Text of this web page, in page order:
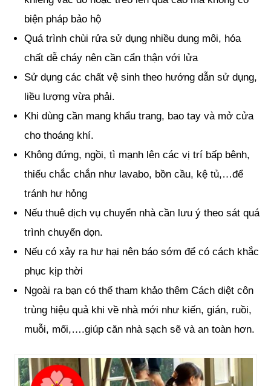
biện pháp bảo hộ
Quá trình chùi rửa sử dụng nhiều dung môi, hóa
chất dễ cháy nên cần cẩn thận với lửa
Sử dụng các chất vệ sinh theo hướng dẫn sử dụng,
liều lượng vừa phải.
Khi dùng cần mang khẩu trang, bao tay và mở cửa
cho thoáng khí.
Không đứng, ngồi, tì mạnh lên các vị trí bấp bênh,
thiếu chắc chắn như lavabo, bồn cầu, kệ tủ,…để
tránh hư hỏng
Nếu thuê dịch vụ chuyển nhà cần lưu ý theo sát quá
trình chuyển dọn.
Nếu có xảy ra hư hại nên báo sớm để có cách khắc
phục kịp thời
Ngoài ra bạn có thể tham khảo thêm Cách diệt côn
trùng hiệu quả khi về nhà mới như kiến, gián, ruồi,
muỗi, mối,….giúp căn nhà sạch sẽ và an toàn hơn.